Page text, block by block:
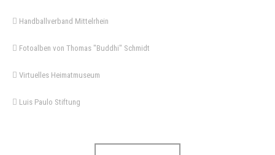
Handballverband Mittelrhein
Fotoalben von Thomas "Buddhi" Schmidt
Virtuelles Heimatmuseum
Luis Paulo Stiftung